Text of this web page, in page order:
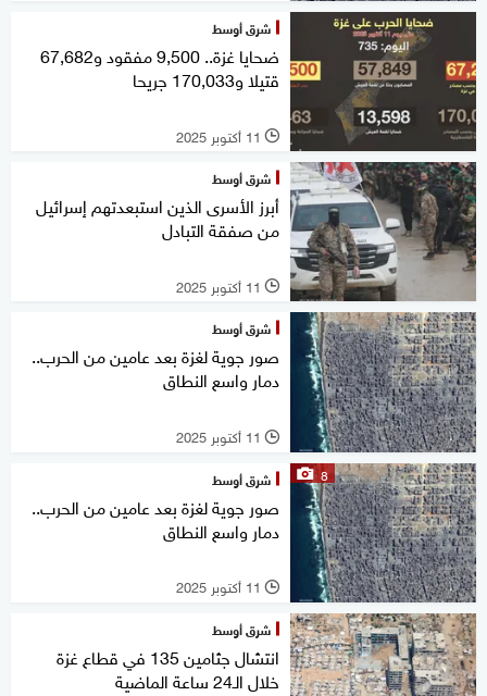
شرق أوسط
ضحايا غزة.. 9,500 مفقود و67,682
قتيلا و170,033 جريحا
l 11 أكتوبر 2025
شرق أوسط
أبرز الأسرى الذين استبعدتهم إسرائيل
من صفقة التبادل
l 11 أكتوبر 2025
شرق أوسط
صور جوية لغزة بعد عامين من الحرب..
دمار واسع النطاق
l 11 أكتوبر 2025
8 شرق أوسط
صور جوية لغزة بعد عامين من الحرب..
دمار واسع النطاق
l 11 أكتوبر 2025
شرق أوسط
انتشال جثامين 135 في قطاع غزة
خلال الـ24 ساعة الماضية